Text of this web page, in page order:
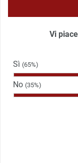
Vi
Sì (65%)
No (35%)